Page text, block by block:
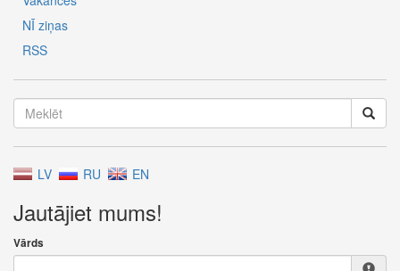
NĪ ziņas
RSS
LV RU EN
Jautājiet mums!
Vārds